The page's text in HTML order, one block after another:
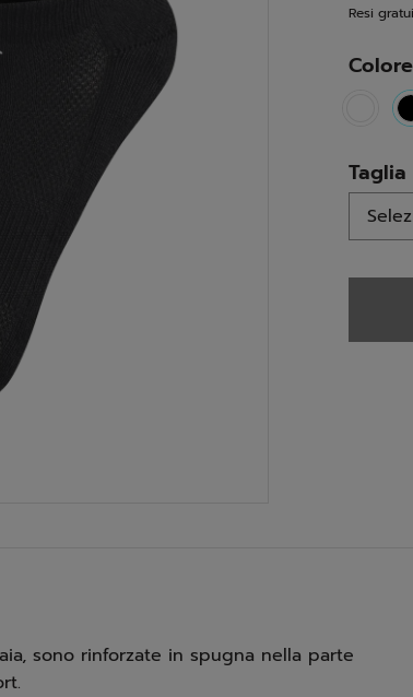
Resi
Colore
Taglia
sono rinforzate in spugna nella parte